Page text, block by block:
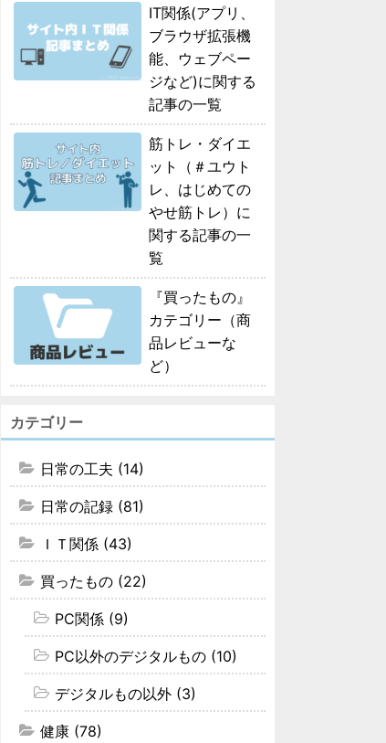
IT関係(アプリ、
ブラウザ拡張機
能、ウェブペー
ジなど)に関する
記事の一覧
筋トレ・ダイエ
ット（＃ユウト
レ、はじめての
やせ筋トレ）に
関する記事の一
覧
『買ったもの』
カテゴリー（商
品レビューな
ど）
カテゴリー
日常の工夫 (14)
日常の記録 (81)
ＩＴ関係 (43)
買ったもの (22)
PC関係 (9)
PC以外のデジタルもの (10)
デジタルもの以外 (3)
健康 (78)